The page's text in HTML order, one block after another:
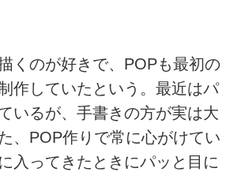
くのが好きで、POPも最初の
作していたという。最近はパ
いるが、手書きの方が実は大
、POP作りで常に心がけてい
入ってきたときにパッと目に